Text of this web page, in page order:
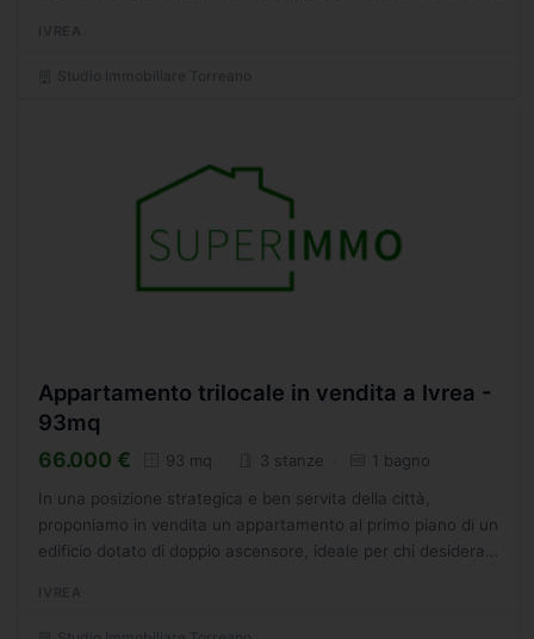
Appartamento trilocale in vendita a Ivrea -
93mq
66.000 € 93 mq 3 stanze 1 bagno
In una posizione strategica e ben servita della città,
proponiamo in vendita un appartamento al primo piano di un
edificio dotato di doppio ascensore, ideale per chi desidera